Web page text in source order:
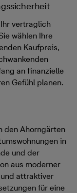
vertraglich
wählen Ihre
Kaufpreis,
an finanzielle
Gefühl planen.
den Ahorngärten
in
und der
aus moderner
attraktiver
für eine